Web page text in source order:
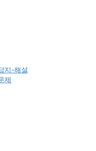
지-해설
제